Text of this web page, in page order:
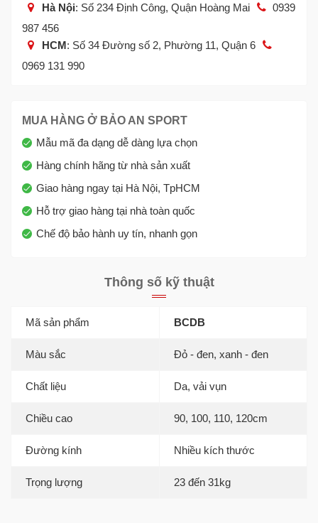
Hà Nội: Số 234 Định Công, Quận Hoàng Mai
0939
987 456
HCM: Số 34 Đường số 2, Phường 11, Quận 6
0969 131 990
MUA HÀNG Ở BẢO AN SPORT
Mẫu mã đa dạng dễ dàng lựa chọn
Hàng chính hãng từ nhà sản xuất
Giao hàng ngay tại Hà Nội, TpHCM
Hỗ trợ giao hàng tại nhà toàn quốc
Chế độ bảo hành uy tín, nhanh gọn
Thông số kỹ thuật
Mã sản phẩm BCDB
Màu sắc Đỏ - đen, xanh - đen
Chất liệu Da, vải vụn
Chiều cao 90, 100, 110, 120cm
Đường kính Nhiều kích thước
Trọng lượng 23 đến 31kg